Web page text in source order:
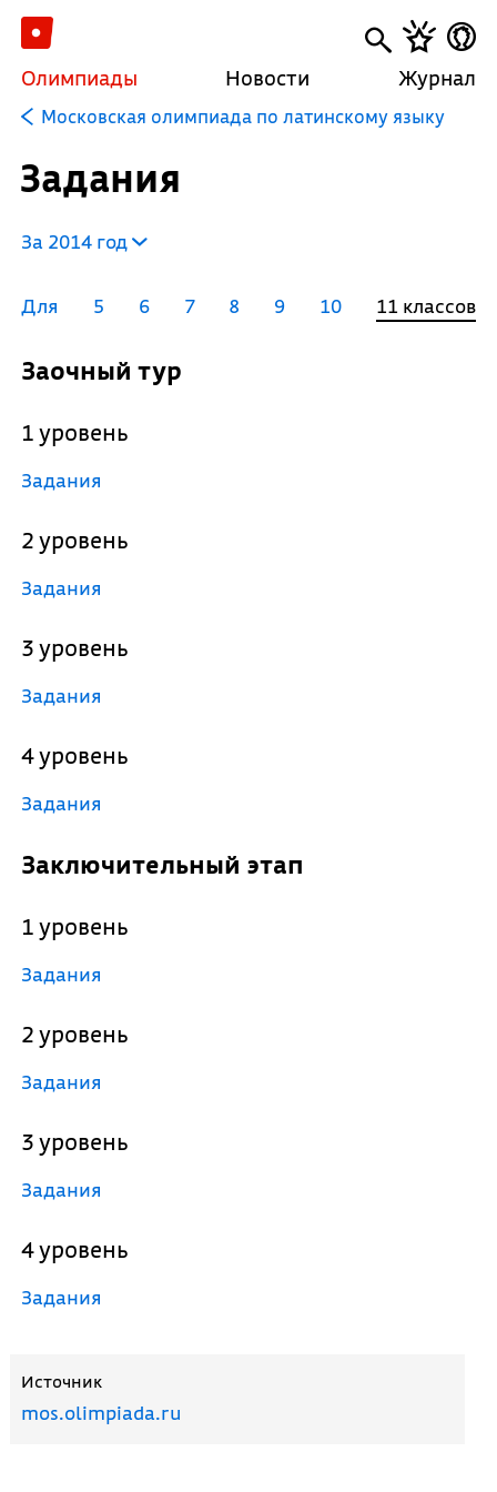
Олимпиады Новости Журнал
Московская олимпиада по латинскому языку
Задания
За 2014 год
Для 5 6 7 8 9 10 11 классов
Заочный тур
1 уровень
Задания
2 уровень
Задания
3 уровень
Задания
4 уровень
Задания
Заключительный этап
1 уровень
Задания
2 уровень
Задания
3 уровень
Задания
4 уровень
Задания
Источник
mos.olimpiada.ru